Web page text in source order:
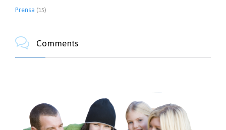
Prensa (15)
 Comments